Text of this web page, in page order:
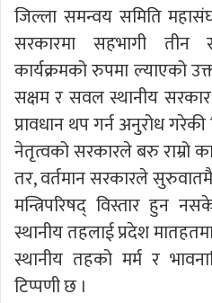
जिल्ला समन्वय समिति
सरकारमा सहभागी तीन
कार्यक्रमको रुपमा ल्याएको
सक्षम र सवल स्थानीय
प्रावधान थप गर्न अनुरोध
नेतृत्वको सरकारले बरु राम्रो
तर, वर्तमान सरकारले
मन्त्रिपरिषद् विस्तार हुन
स्थानीय तहलाई प्रदेश
स्थानीय तहको मर्म र
टिप्पणी छ ।